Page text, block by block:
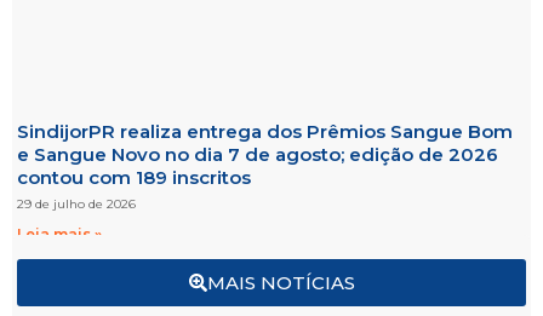
MAIS NOTÍCIAS
SindijorPR realiza entrega dos Prêmios Sangue Bom
e Sangue Novo no dia 7 de agosto; edição de 2026
contou com 189 inscritos
29 de julho de 2026
Leia mais »